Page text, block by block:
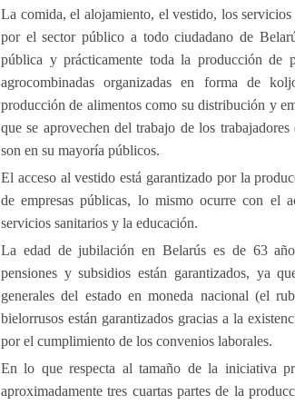
La comida, el alojamiento, el vestido, los
por el sector público a todo ciudadano de
pública y prácticamente toda la producción de
agrocombinadas organizadas en forma de
producción de alimentos como su distribución y
que se aprovechen del trabajo de los
son en su mayoría públicos.
El acceso al vestido está garantizado por la
de empresas públicas, lo mismo ocurre con el
servicios sanitarios y la educación.
La edad de jubilación en Belarús es de 63
pensiones y subsidios están garantizados, ya
generales del estado en moneda nacional (el
bielorrusos están garantizados gracias a la
por el cumplimiento de los convenios laborales.
En lo que respecta al tamaño de la iniciativa
aproximadamente tres cuartas partes de la